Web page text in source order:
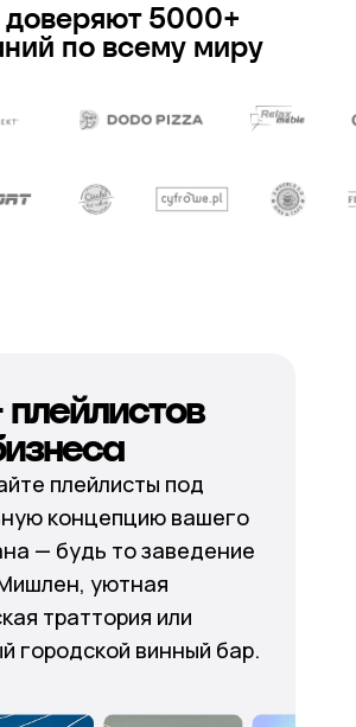
5000+
по всему миру
плейлисты под
концепцию вашего
— будь то заведение
уютная
траттория или
городской винный бар.